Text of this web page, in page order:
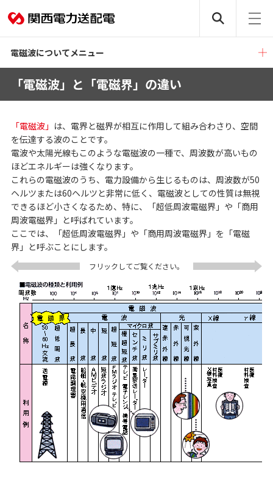
電磁波についてメニュー
「電磁波」と「電磁界」の違い
「電磁波」 は、電界と磁界が相互に作用して組み合わさり、空間
を伝達する波のことです。
電波や太陽光線もこのような電磁波の一種で、周波数が高いもの
ほどエネルギーは強くなります。
これらの電磁波のうち、電力設備から生じるものは、周波数が50
ヘルツまたは60ヘルツと非常に低く、電磁波としての性質は無視
できるほど小さくなるため、特に、「超低周波電磁界」や「商用
周波電磁界」と呼ばれています。
ここでは、「超低周波電磁界」や「商用周波電磁界」を「電磁
界」と呼ぶことにします。
フリックしてご覧ください。